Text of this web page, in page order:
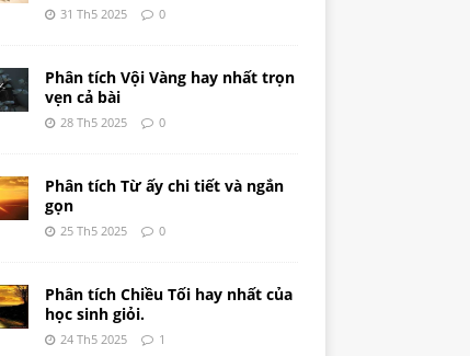
31 Th5 2025 0
Phân tích Vội Vàng hay nhất trọn
vẹn cả bài
28 Th5 2025 0
Phân tích Từ ấy chi tiết và ngắn
gọn
25 Th5 2025 0
Phân tích Chiều Tối hay nhất của
học sinh giỏi.
24 Th5 2025 1